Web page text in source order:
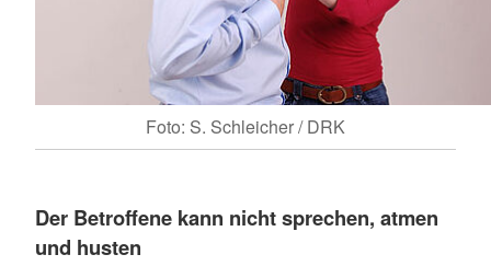
Foto: S. Schleicher / DRK
Der Betroffene kann nicht sprechen, atmen
und husten